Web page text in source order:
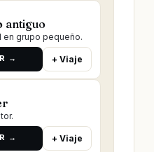
antiguo
en grupo pequeño.
→ + Viaje
→ + Viaje